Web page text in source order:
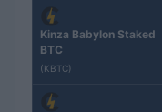
Kinza Babylon Staked
BTC
(KBTC)